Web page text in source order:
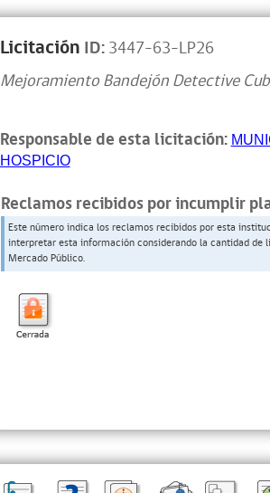
Licitación ID:3447-63-LP26
Mejoramiento Bandejón Detective
Responsable de esta licitación:
HOSPICIO
Reclamos recibidos por incumplir
Este número indica los reclamos recibidos por esta
interpretar esta información considerando la cantidad
Mercado Público.